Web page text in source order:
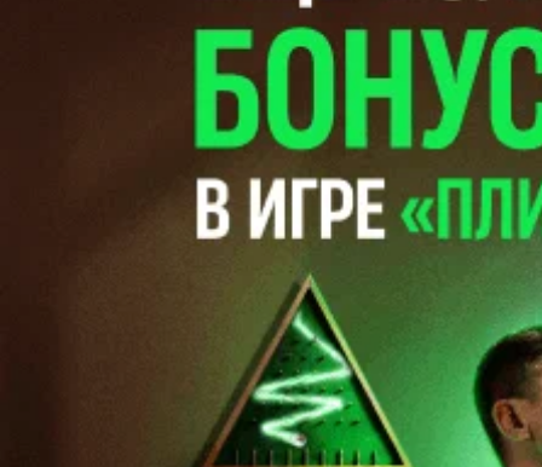
ЧИТАЙТЕ В СВЕЖЕМ НОМЕРЕ ГАЗЕТЫ ОТ 4
Сергей СЕЛИВАНОВ
Футбол. Betera-высшая лига. Особое мнение. Место для